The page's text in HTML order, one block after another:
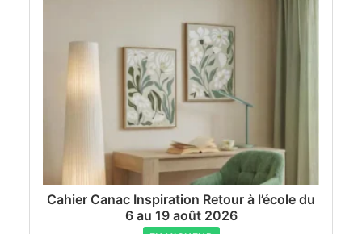
Cahier Canac Inspiration Retour à l’école du
6 au 19 août 2026